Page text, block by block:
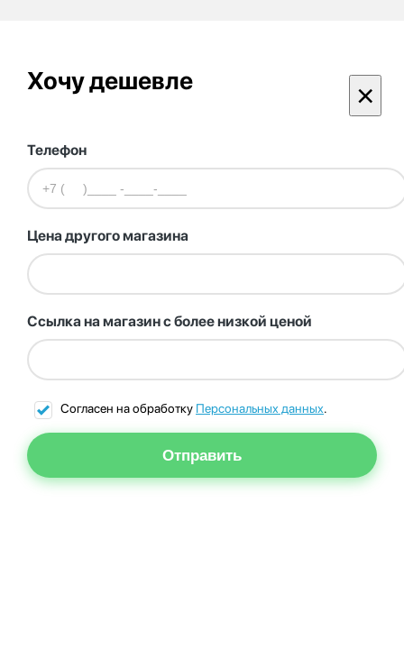
Хочу дешевле ×
Телефон
Цена другого магазина
Ссылка на магазин с более низкой ценой
Согласен на обработку Персональных данных.
Отправить